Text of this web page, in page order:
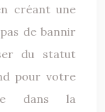
créant une
de bannir
du statut
pour votre
dans la